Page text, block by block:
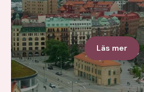
Göteborg
Läs mer